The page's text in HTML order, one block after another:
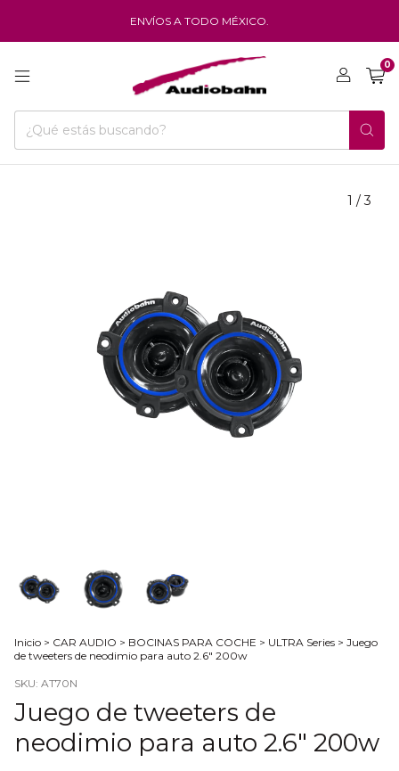
ENVÍOS A TODO MÉXICO.
0
1 /3
Inicio > CAR AUDIO > BOCINAS PARA COCHE > ULTRA Series > Juego
de tweeters de neodimio para auto 2.6" 200w
SKU: AT70N
Juego de tweeters de
neodimio para auto 2.6" 200w